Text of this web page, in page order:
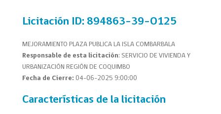
Licitación ID: 894863-39-O125
MEJORAMIENTO PLAZA PUBLICA LA ISLA COMBARBALA
Responsable de esta licitación: SERVICIO DE VIVIENDA Y
URBANIZACIÓN REGIÓN DE COQUIMBO
Fecha de Cierre: 04-06-2025 9:00:00
Características de la licitación